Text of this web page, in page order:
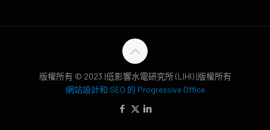
版權所有 © 2023 |低影響水電研究所 (LIHI) |版權所有
網站設計和 SEO 的 Progressive Office